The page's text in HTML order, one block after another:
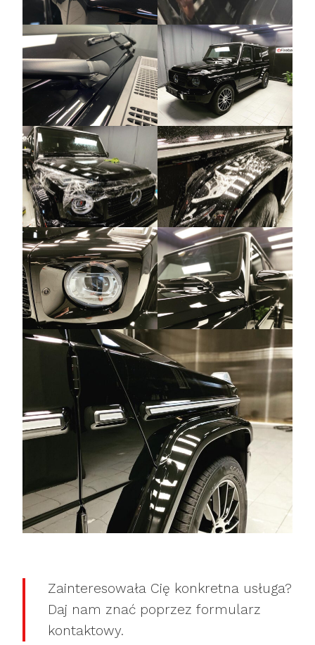
Zainteresowała Cię konkretna usługa?
Daj nam znać poprzez formularz
kontaktowy.